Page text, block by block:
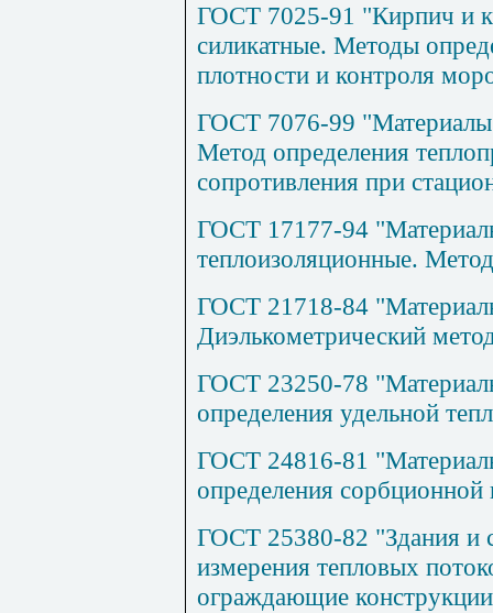
ГОСТ 7025-91 "Кирпич и
силикатные. Методы
плотности и контроля
ГОСТ 7076-99 "Материалы
Метод определения
сопротивления при
ГОСТ 17177-94
теплоизоляционные.
ГОСТ 21718-84
Диэлькометрический
ГОСТ 23250-78
определения удельной
ГОСТ 24816-81
определения
ГОСТ 25380-82 "Здания и
измерения тепловых
ограждающие